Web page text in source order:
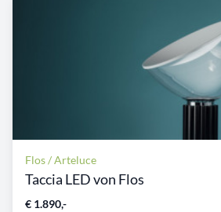
Flos / Arteluce
Taccia LED von Flos
€ 1.890,-